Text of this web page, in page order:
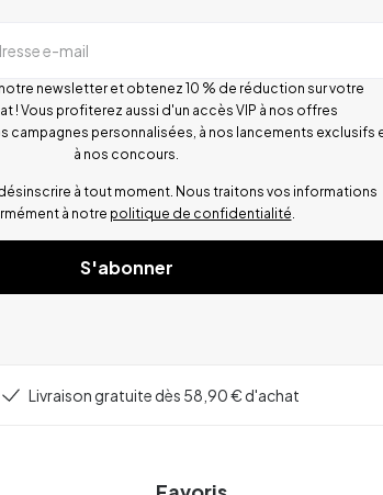
e-mail
newsletter et obtenez 10 % de réduction sur votre
! Vous profiterez aussi d'un accès VIP à nos offres
campagnes personnalisées, à nos lancements exclusifs
à nos concours.
à tout moment. Nous traitons vos informations
à notre politique de confidentialité
S'abonner
Livraison gratuite dès 58,90 € d'achat